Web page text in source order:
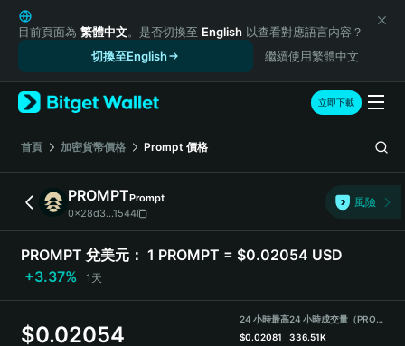
English
日本語
Русский
Español (Latinoamérica)
Türkçe
Italiano
简体中文
繁體中文
Português (Portugal)
Bahasa Indonesia
目前頁面為 繁體中文。是否切換至 English 以查看對應語言內容？
切換至English
繼續使用繁體中文
立即下載
首頁 加密貨幣價格 Prompt 價格
PROMPTPrompt
0x28d3...1544
風險
PROMPT 兌美元： 1 PROMPT = $0.02054 USD
+3.37%
1天
$0.02054
24 小時最高
$0.02081
24 小時成交量（PROMPT）
336.51K